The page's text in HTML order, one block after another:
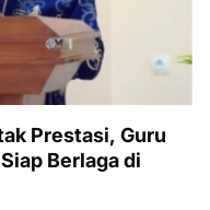
Prestasi, Guru
Berlaga di